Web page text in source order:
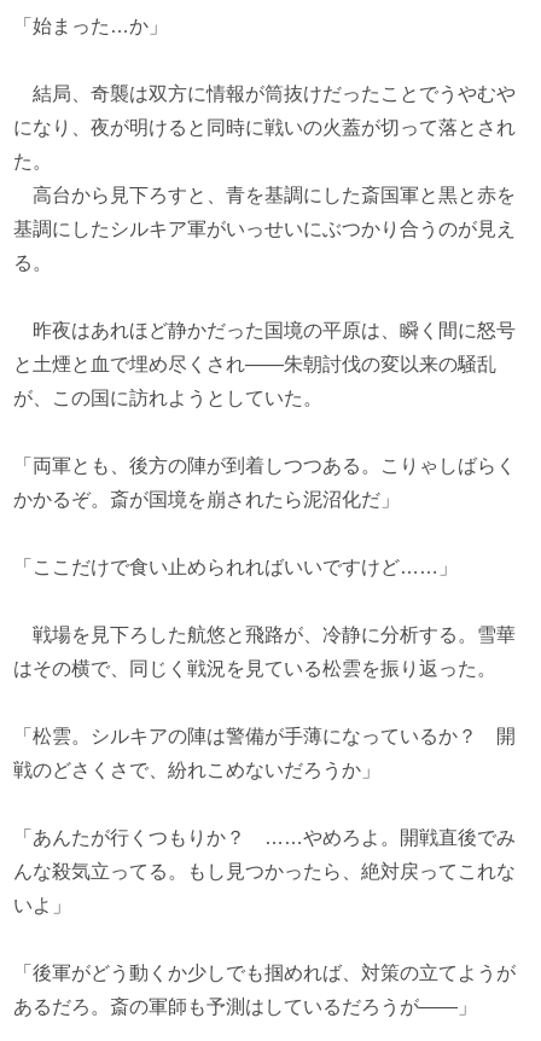
「始まった…か」
結局、奇襲は双方に情報が筒抜けだったことでうやむや
になり、夜が明けると同時に戦いの火蓋が切って落とされ
た。
高台から見下ろすと、青を基調にした斎国軍と黒と赤を
基調にしたシルキア軍がいっせいにぶつかり合うのが見え
る。
昨夜はあれほど静かだった国境の平原は、瞬く間に怒号
と土煙と血で埋め尽くされ――朱朝討伐の変以来の騒乱
が、この国に訪れようとしていた。
「両軍とも、後方の陣が到着しつつある。こりゃしばらく
かかるぞ。斎が国境を崩されたら泥沼化だ」
「ここだけで食い止められればいいですけど……」
戦場を見下ろした航悠と飛路が、冷静に分析する。雪華
はその横で、同じく戦況を見ている松雲を振り返った。
「松雲。シルキアの陣は警備が手薄になっているか？ 開
戦のどさくさで、紛れこめないだろうか」
「あんたが行くつもりか？ ……やめろよ。開戦直後でみ
んな殺気立ってる。もし見つかったら、絶対戻ってこれな
いよ」
「後軍がどう動くか少しでも掴めれば、対策の立てようが
あるだろ。斎の軍師も予測はしているだろうが――」